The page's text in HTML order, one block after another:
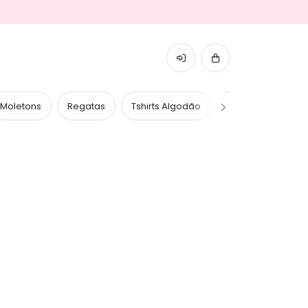
Moletons Regatas Tshirts Algodão